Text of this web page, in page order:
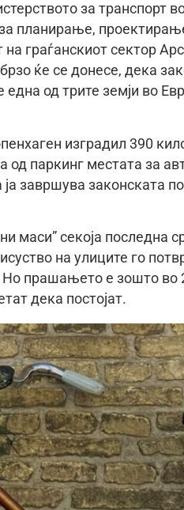
за транспорт
планирање,
граѓанскиот сектор
ќе се донесе, дека
една од трите земји во
изградил 390
од паркинг местата за
завршува законската
маси” секоја последна
на улиците го
Но прашањето е зошто во
дека постојат.